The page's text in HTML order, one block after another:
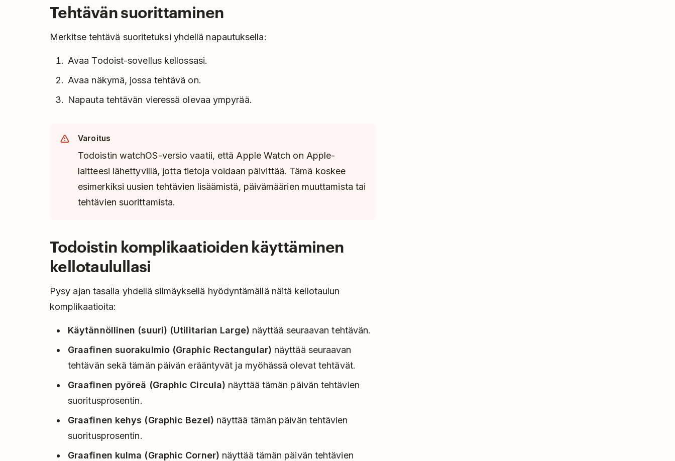
Tehtävän suorittaminen
Merkitse tehtävä suoritetuksi yhdellä napautuksella:
Avaa Todoist-sovellus kellossasi.
Avaa näkymä, jossa tehtävä on.
Napauta tehtävän vieressä olevaa ympyrää.
Varoitus
Todoistin watchOS-versio vaatii, että Apple Watch on Apple-
laitteesi lähettyvillä, jotta tietoja voidaan päivittää. Tämä koskee
esimerkiksi uusien tehtävien lisäämistä, päivämäärien muuttamista tai
tehtävien suorittamista.
Todoistin komplikaatioiden käyttäminen
kellotaulullasi
Pysy ajan tasalla yhdellä silmäyksellä hyödyntämällä näitä kellotaulun
komplikaatioita:
Käytännöllinen (suuri) (Utilitarian Large) näyttää seuraavan tehtävän.
Graafinen suorakulmio (Graphic Rectangular) näyttää seuraavan
tehtävän sekä tämän päivän erääntyvät ja myöhässä olevat tehtävät.
Graafinen pyöreä (Graphic Circula) näyttää tämän päivän tehtävien
suoritusprosentin.
Graafinen kehys (Graphic Bezel) näyttää tämän päivän tehtävien
suoritusprosentin.
Graafinen kulma (Graphic Corner) näyttää tämän päivän tehtävien